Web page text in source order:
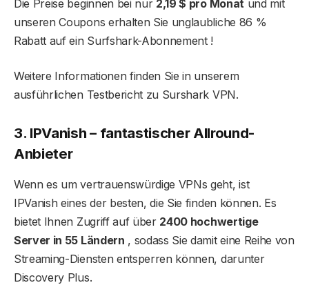
Die Preise beginnen bei nur 2,19 $ pro Monat und mit
unseren Coupons erhalten Sie unglaubliche 86 %
Rabatt auf ein Surfshark-Abonnement !
Weitere Informationen finden Sie in unserem
ausführlichen Testbericht zu Surshark VPN.
3. IPVanish – fantastischer Allround-
Anbieter
Wenn es um vertrauenswürdige VPNs geht, ist
IPVanish eines der besten, die Sie finden können. Es
bietet Ihnen Zugriff auf über 2400 hochwertige
Server in 55 Ländern , sodass Sie damit eine Reihe von
Streaming-Diensten entsperren können, darunter
Discovery Plus.